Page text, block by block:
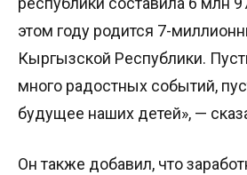
этом году родится 7-
Кыргызской Республики.
много радостных событий,
будущее наших детей», —
Он также добавил, что